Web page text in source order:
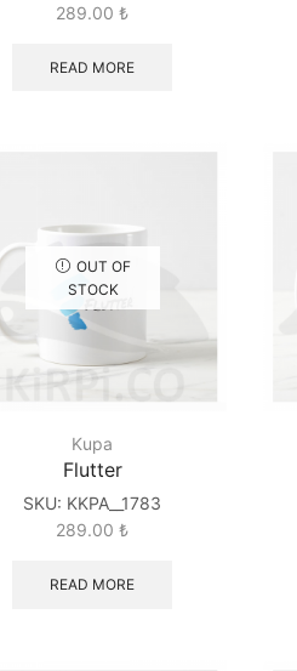
289.00 ₺
READ MORE
OUT OF
STOCK
Kupa
Flutter
SKU: KKPA__1783
289.00 ₺
READ MORE